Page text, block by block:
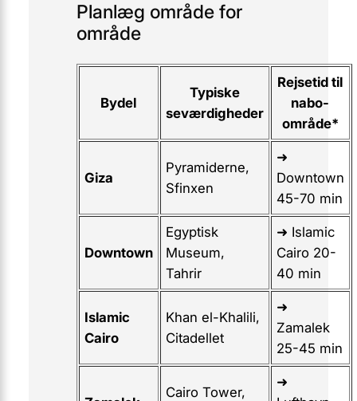
Planlæg område for
område
Bydel
Typiske
seværdigheder
Rejsetid til
nabo-
område*
Giza
Pyramiderne,
Sfinxen
➜
Downtown
45-70 min
Downtown
Egyptisk
Museum,
Tahrir
➜ Islamic
Cairo 20-
40 min
Islamic
Cairo
Khan el-Khalili,
Citadellet
➜
Zamalek
25-45 min
Cairo Tower,
➜